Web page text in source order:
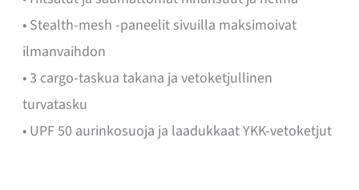
• Stealth-mesh -paneelit sivuilla maksimoivat
ilmanvaihdon
• 3 cargo-taskua takana ja vetoketjullinen
turvatasku
• UPF 50 aurinkosuoja ja laadukkaat YKK-vetoketjut